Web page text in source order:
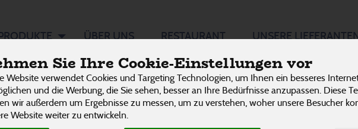
Sie Ihre Cookie-Einstellungen vor
Website verwendet Cookies und Targeting Technologien, um Ihnen ein besseres
und die Werbung, die Sie sehen, besser an Ihre Bedürfnisse anzupassen. Diese
wir außerdem um Ergebnisse zu messen, um zu verstehen, woher unsere Besucher
Website weiter zu entwickeln.
ÜBER UNS RESTAURANT UNSERE
Allergene